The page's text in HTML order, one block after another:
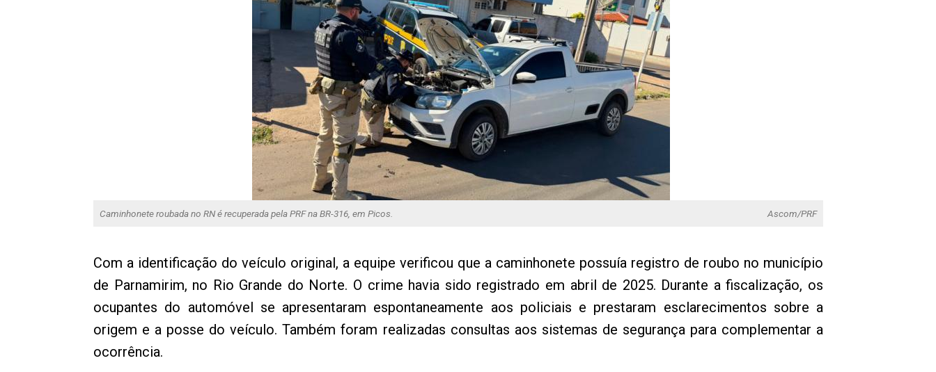
Caminhonete roubada no RN é recuperada pela PRF na BR-316, em Picos. Ascom/PRF
Com a identificação do veículo original, a equipe verificou que a caminhonete possuía registro de roubo no município
de Parnamirim, no Rio Grande do Norte. O crime havia sido registrado em abril de 2025. Durante a fiscalização, os
ocupantes do automóvel se apresentaram espontaneamente aos policiais e prestaram esclarecimentos sobre a
origem e a posse do veículo. Também foram realizadas consultas aos sistemas de segurança para complementar a
ocorrência.